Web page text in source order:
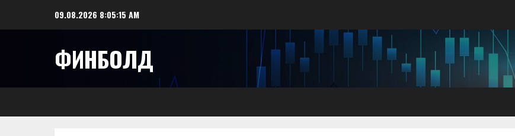
09.08.2026 8:05:16 AM
ФИНБОЛД